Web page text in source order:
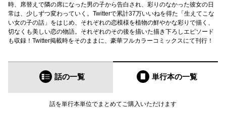
時、席替えで隣の席になった男の子から告白され、彩りのなかった彼女の日
常は、少しずつ変わっていく。Twitterで累計37万いいねを得た「生えてこな
い女の子の話」をはじめ、それぞれの恋模様を植物の鮮やかな彩りで描く、
切なくも美しい恋の物語。それぞれのその後を描いた描き下ろしエピソード
も収録！Twitter掲載時をそのままに、豪華フルカラーコミックスにて刊行！
話の一覧 単行本の一覧
話を単行本単位でまとめてご購入いただけます